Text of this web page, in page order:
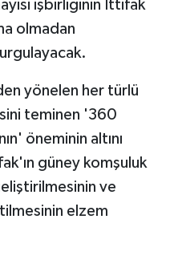
işbirliğinin İttifak
olmadan
yönelen her türlü
teminen '360
öneminin altını
güney komşuluk
ve
elzem